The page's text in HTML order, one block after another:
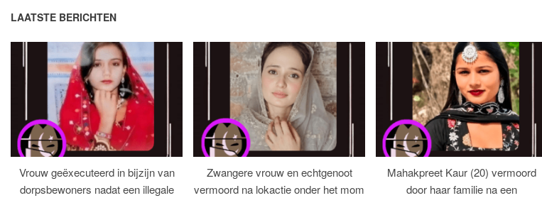
LAATSTE BERICHTEN
Vrouw geëxecuteerd in bijzijn van
dorpsbewoners nadat een illegale
Zwangere vrouw en echtgenoot
vermoord na lokactie onder het mom
Mahakpreet Kaur (20) vermoord
door haar familie na een